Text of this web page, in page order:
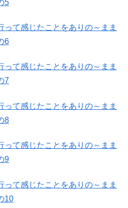
5
って感じたことをありの～まま
6
って感じたことをありの～まま
7
って感じたことをありの～まま
8
って感じたことをありの～まま
9
って感じたことをありの～まま
10